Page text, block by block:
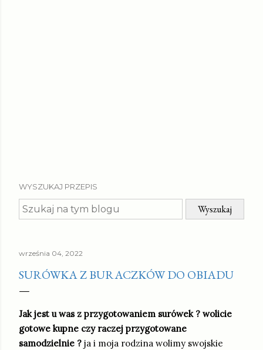
WYSZUKAJ PRZEPIS
września 04, 2022
SURÓWKA Z BURACZKÓW DO OBIADU
Jak jest u was z przygotowaniem surówek ? wolicie
gotowe kupne czy raczej przygotowane
samodzielnie ? ja i moja rodzina wolimy swojskie